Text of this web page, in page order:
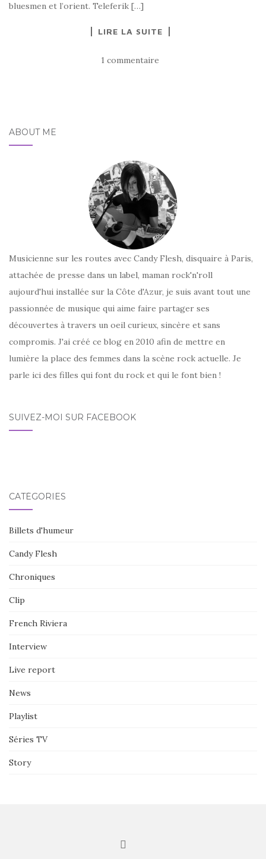
bluesmen et l’orient. Teleferik […]
LIRE LA SUITE
1 commentaire
ABOUT ME
Musicienne sur les routes avec Candy Flesh, disquaire à Paris,
attachée de presse dans un label, maman rock'n'roll
aujourd'hui installée sur la Côte d'Azur, je suis avant tout une
passionnée de musique qui aime faire partager ses
découvertes à travers un oeil curieux, sincère et sans
compromis. J'ai créé ce blog en 2010 afin de mettre en
lumière la place des femmes dans la scène rock actuelle. Je
parle ici des filles qui font du rock et qui le font bien !
SUIVEZ-MOI SUR FACEBOOK
CATÉGORIES
Billets d'humeur
Candy Flesh
Chroniques
Clip
French Riviera
Interview
Live report
News
Playlist
Séries TV
Story